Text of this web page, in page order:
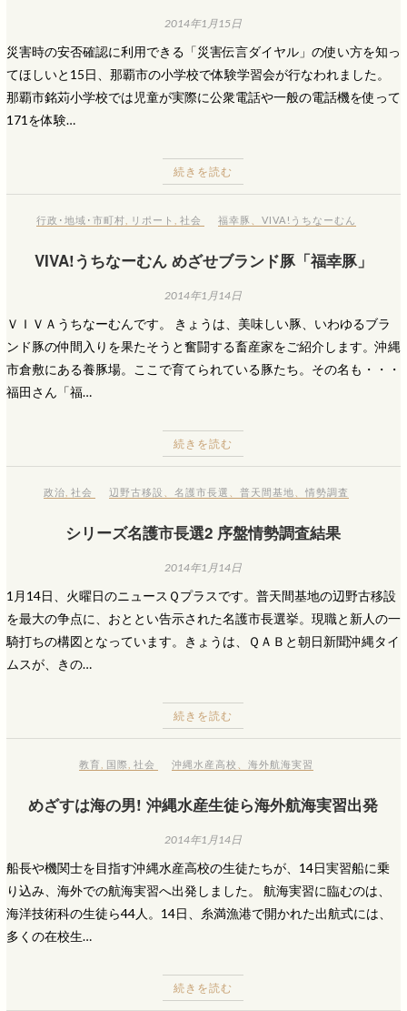
2014年1月15日
災害時の安否確認に利用できる「災害伝言ダイヤル」の使い方を知っ
てほしいと15日、那覇市の小学校で体験学習会が行なわれました。
那覇市銘苅小学校では児童が実際に公衆電話や一般の電話機を使って
171を体験…
続きを読む
行政･地域･市町村 リポート ,社会 福幸豚 、VIVA!うちなーむん
VIVA!うちなーむん めざせブランド豚「福幸豚」
2014年1月14日
ＶＩＶＡうちなーむんです。 きょうは、美味しい豚、いわゆるブラ
ンド豚の仲間入りを果たそうと奮闘する畜産家をご紹介します。沖縄
市倉敷にある養豚場。ここで育てられている豚たち。その名も・・・
福田さん「福…
続きを読む
政治 ,社会 辺野古移設 、名護市長選 、普天間基地 、情勢調査
シリーズ名護市長選2 序盤情勢調査結果
2014年1月14日
1月14日、火曜日のニュースＱプラスです。普天間基地の辺野古移設
を最大の争点に、おととい告示された名護市長選挙。現職と新人の一
騎打ちの構図となっています。きょうは、ＱＡＢと朝日新聞沖縄タイ
ムスが、きの…
続きを読む
教育 国際 ,社会 沖縄水産高校 、海外航海実習
めざすは海の男! 沖縄水産生徒ら海外航海実習出発
2014年1月14日
船長や機関士を目指す沖縄水産高校の生徒たちが、14日実習船に乗
り込み、海外での航海実習へ出発しました。 航海実習に臨むのは、
海洋技術科の生徒ら44人。14日、糸満漁港で開かれた出航式には、
多くの在校生…
続きを読む